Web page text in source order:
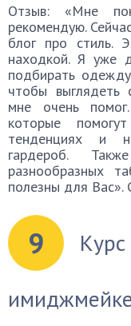
Отзыв: «Мне
рекомендую.
блог про стиль.
находкой. Я уже
подбирать
чтобы выглядеть
мне очень
которые
тенденциях и
гардероб.
разнообразных
полезны для Вас».
9